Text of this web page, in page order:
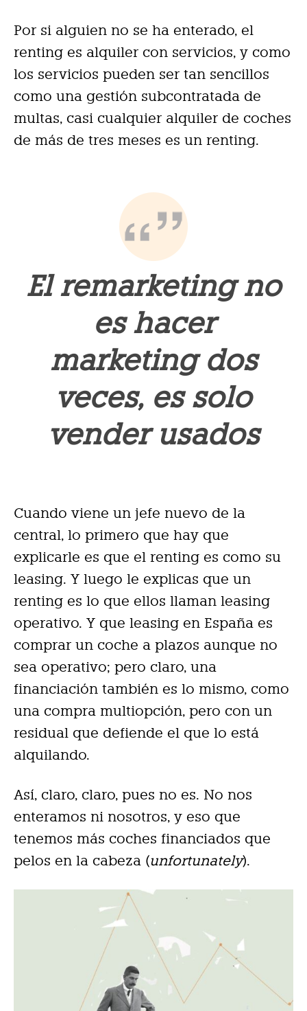
Por si alguien no se ha enterado, el
renting es alquiler con servicios, y como
los servicios pueden ser tan sencillos
como una gestión subcontratada de
multas, casi cualquier alquiler de coches
de más de tres meses es un renting.
El remarketing no
es hacer
marketing dos
veces, es solo
vender usados
Cuando viene un jefe nuevo de la
central, lo primero que hay que
explicarle es que el renting es como su
leasing. Y luego le explicas que un
renting es lo que ellos llaman leasing
operativo. Y que leasing en España es
comprar un coche a plazos aunque no
sea operativo; pero claro, una
financiación también es lo mismo, como
una compra multiopción, pero con un
residual que defiende el que lo está
alquilando.
Así, claro, claro, pues no es. No nos
enteramos ni nosotros, y eso que
tenemos más coches financiados que
pelos en la cabeza (unfortunately).